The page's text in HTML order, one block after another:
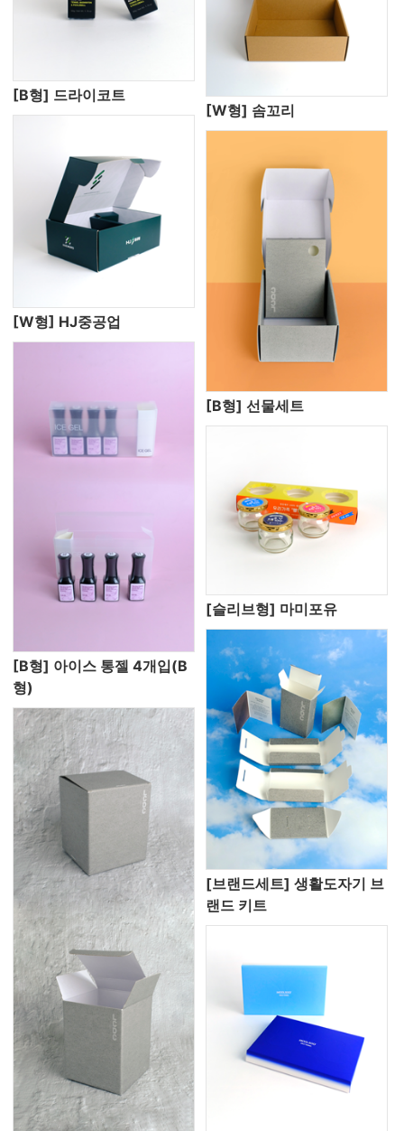
[B형] 드라이코트
[W형] 솜꼬리
[W형] HJ중공업
[B형] 선물세트
[B형] 아이스 통젤 4개입(B
형)
[슬리브형] 마미포유
[브랜드세트] 생활도자기 브
랜드 키트